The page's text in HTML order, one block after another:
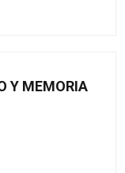
Y MEMORIA